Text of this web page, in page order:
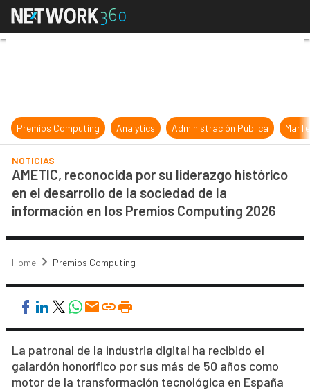
AMETIC, reconocida por su
Premios Computing Analytics Administración Pública
NOTICIAS
AMETIC, reconocida por su liderazgo histórico
en el desarrollo de la sociedad de la
información en los Premios Computing 2026
Home Premios Computing
La patronal de la industria digital ha recibido el
galardón honorífico por sus más de 50 años como
motor de la transformación tecnológica en España